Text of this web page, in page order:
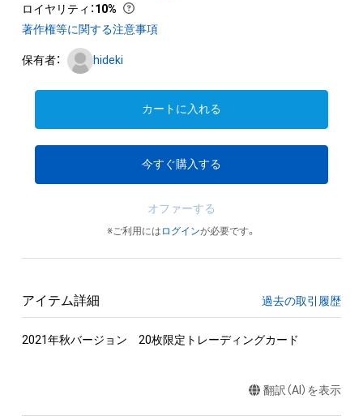
ロイヤリティ ：10%
著作権等に関する注意事項
保有者： hideki
カートに入れる
今すぐ購入する
オファーする
※ご利用には ログインが必要です。
アイテム詳細 過去の取引履歴
2021年秋バージョン　20枚限定トレーディングカード
翻訳（AI）を表示